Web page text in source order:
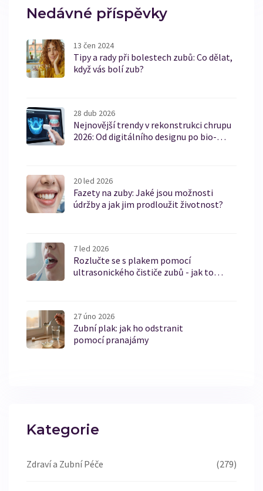
Nedávné příspěvky
13 čen 2024
Tipy a rady při bolestech zubů: Co dělat,
když vás bolí zub?
28 dub 2026
Nejnovější trendy v rekonstrukci chrupu
2026: Od digitálního designu po bio-
20 led 2026
Fazety na zuby: Jaké jsou možnosti
údržby a jak jim prodloužit životnost?
7 led 2026
Rozlučte se s plakem pomocí
ultrasonického čističe zubů - jak to
27 úno 2026
Zubní plak: jak ho odstranit
pomocí pranajámy
Kategorie
Zdraví a Zubní Péče (279)